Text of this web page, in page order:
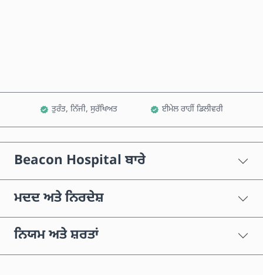
ਤੁਰੰਤ, ਨਿੱਜੀ, ਸੁਰੱਖਿਅਤ ਈਮੇਲ ਰਾਹੀਂ ਡਿਲੀਵਰੀ
Beacon Hospital ਬਾਰੇ
ਮਦਦ ਅਤੇ ਨਿਰਦੇਸ਼
ਨਿਯਮ ਅਤੇ ਸ਼ਰਤਾਂ